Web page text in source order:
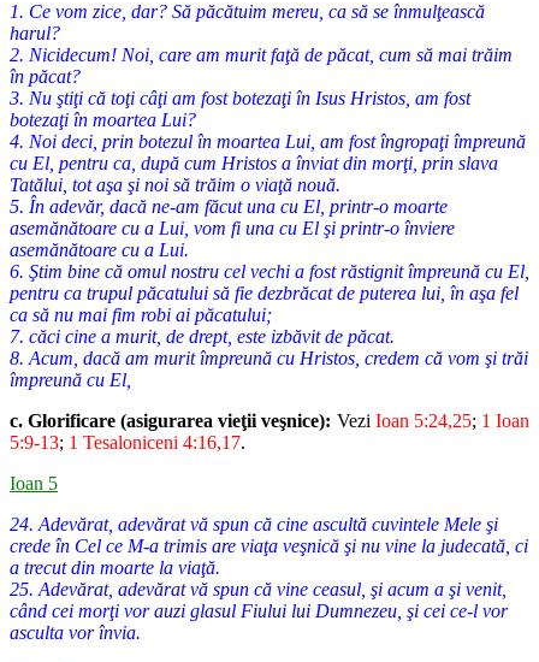
1. Ce vom zice, dar? Să păcătuim mereu, ca să se înmulţească
harul?
2. Nicidecum! Noi, care am murit faţă de păcat, cum să mai trăim
în păcat?
3. Nu ştiţi că toţi câţi am fost botezaţi în Isus Hristos, am fost
botezaţi în moartea Lui?
4. Noi deci, prin botezul în moartea Lui, am fost îngropaţi împreună
cu El, pentru ca, după cum Hristos a înviat din morţi, prin slava
Tatălui, tot aşa şi noi să trăim o viaţă nouă.
5. În adevăr, dacă ne-am făcut una cu El, printr-o moarte
asemănătoare cu a Lui, vom fi una cu El şi printr-o înviere
asemănătoare cu a Lui.
6. Ştim bine că omul nostru cel vechi a fost răstignit împreună cu El,
pentru ca trupul păcatului să fie dezbrăcat de puterea lui, în aşa fel
ca să nu mai fim robi ai păcatului;
7. căci cine a murit, de drept, este izbăvit de păcat.
8. Acum, dacă am murit împreună cu Hristos, credem că vom şi trăi
împreună cu El,
c. Glorificare (asigurarea vieţii veşnice): Vezi Ioan 5:24,25; 1 Ioan
5:9-13; 1 Tesaloniceni 4:16,17.
Ioan 5
24. Adevărat, adevărat vă spun că cine ascultă cuvintele Mele şi
crede în Cel ce M-a trimis are viaţa veşnică şi nu vine la judecată, ci
a trecut din moarte la viaţă.
25. Adevărat, adevărat vă spun că vine ceasul, şi acum a şi venit,
când cei morţi vor auzi glasul Fiului lui Dumnezeu, şi cei ce-l vor
asculta vor învia.